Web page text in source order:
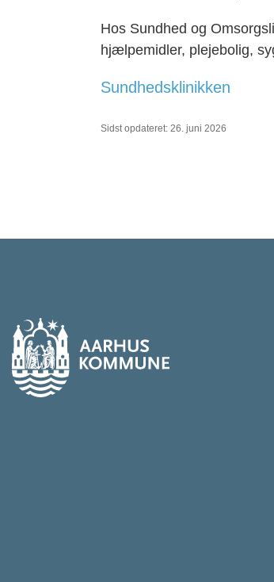
Hos Sundhed og
hjælpemidler, plejebolig,
Sundhedsklinikken
Sidst opdateret: 26. juni 2026